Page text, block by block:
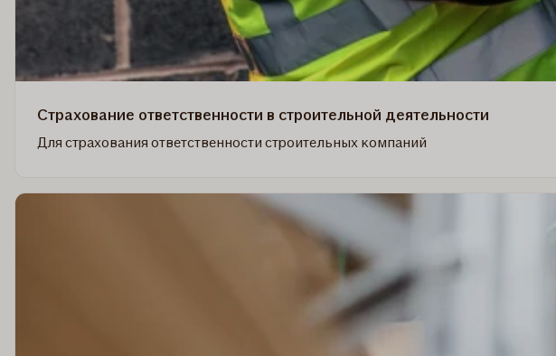
Страхование ответственности в строительной деятельности
Для страхования ответственности строительных компаний
about